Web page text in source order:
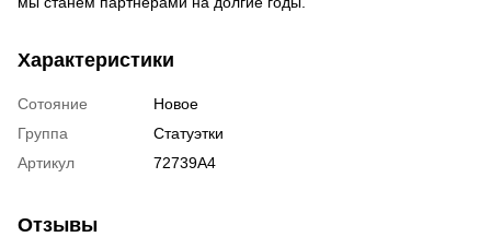
Характеристики
Сотояние
Новое
Группа
Статуэтки
Артикул
72739A4
Отзывы